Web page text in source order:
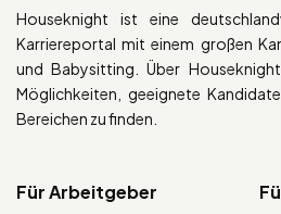
Houseknight ist eine
Karriereportal mit einem großen
und Babysitting. Über
Möglichkeiten, geeignete
Bereichen zu finden.
Für Arbeitgeber